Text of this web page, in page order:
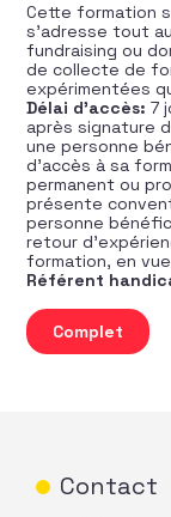
Cette formation
s’adresse tout
fundraising ou
de collecte de
expérimentées
Délai d’accès: 7
après signature
une personne
d’accès à sa
permanent ou
présente
personne
retour
formation, en
Référent
quantité de
Complet
Contact